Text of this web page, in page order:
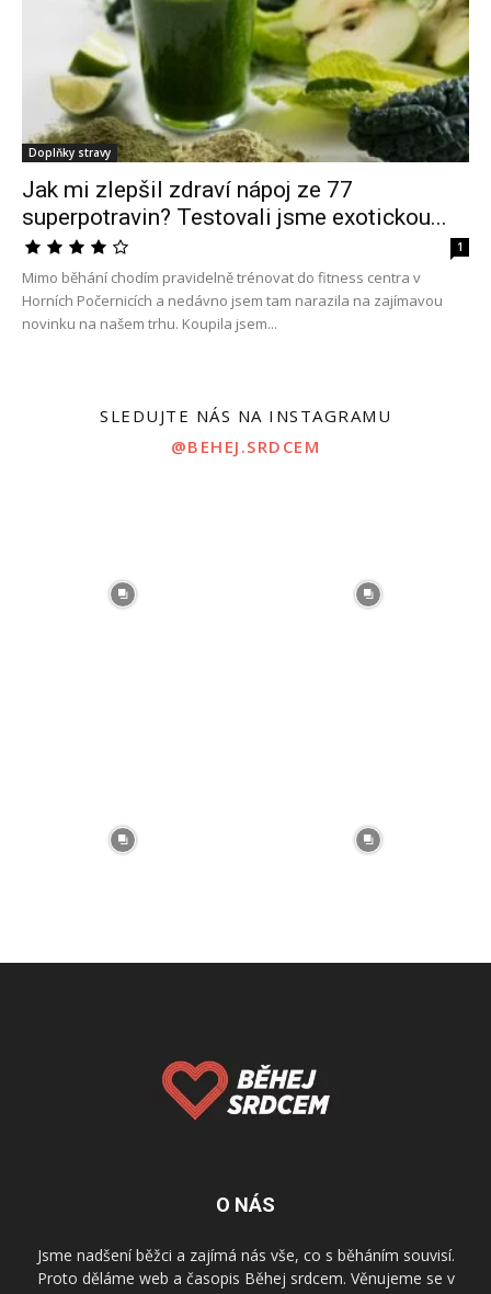
Doplňky stravy
Jak mi zlepšil zdraví nápoj ze 77
superpotravin? Testovali jsme exotickou...
1
Mimo běhání chodím pravidelně trénovat do fitness centra v
Horních Počernicích a nedávno jsem tam narazila na zajímavou
novinku na našem trhu. Koupila jsem...
SLEDUJTE NÁS NA INSTAGRAMU
@BEHEJ.SRDCEM
O NÁS
Jsme nadšení běžci a zajímá nás vše, co s běháním souvisí.
Proto děláme web a časopis Běhej srdcem. Věnujeme se v